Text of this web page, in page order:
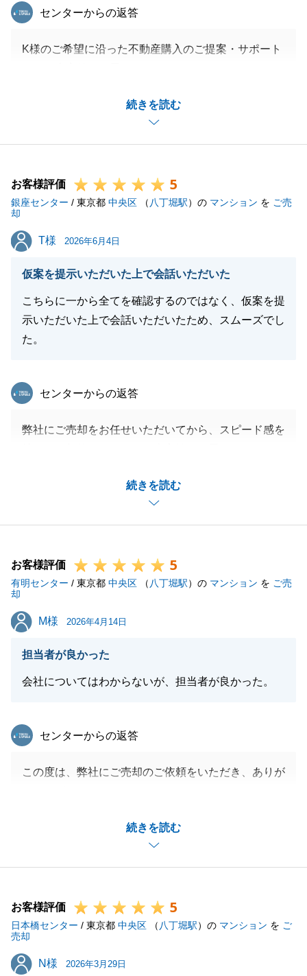
続きを読む
東急リバブル
センターからの返答
K様のご希望に沿った不動産購入のご提案・サポート
とを願っております。
今後も不動産の事でお困り事などございましたら、い
つでもご連絡下さいませ。
お客様評価 5
銀座センター / 東京都 中央区 （ 八丁堀駅）の マンション を ご売
却
T様
T様 2026年6月4日
仮案を提示いただいた上で会話いただいた
こちらに一から全てを確認するのではなく、仮案を提
示いただいた上で会話いただいたため、スムーズでし
た。
続きを読む
東急リバブル
センターからの返答
弊社にご売却をお任せいただいてから、スピード感を
今後も、不動産のことでお困り事などございました
ら、いつでもご連絡下さいませ。
お客様評価 5
有明センター / 東京都 中央区 （ 八丁堀駅）の マンション を ご売
却
M様
M様 2026年4月14日
担当者が良かった
会社についてはわからないが、担当者が良かった。
続きを読む
東急リバブル
センターからの返答
この度は、弊社にご売却のご依頼をいただき、ありが
と伺っておりましたが、数ある不動産会社の中から弊
社「東急リバブル」、そして私をご指名いただきまし
たこと、改めて深く感謝申し上げます。
月間、常に迅速かつ丁寧にご対応いただいたおかげ
で、滞りなくお取引を進めることができました。
今後もお困りごとやお手伝いできることがございまし
たら、いつでもお気軽にご連絡ください。
お客様評価 5
日本橋センター / 東京都 中央区 （ 八丁堀駅）の マンション を ご
売却
N様
N様 2026年3月29日